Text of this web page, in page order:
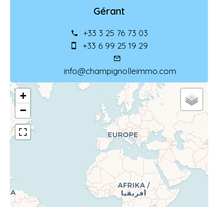
Gérant
+33 3 25 76 73 03
+33 6 99 25 19 29
info@champignolleimmo.com
+
−